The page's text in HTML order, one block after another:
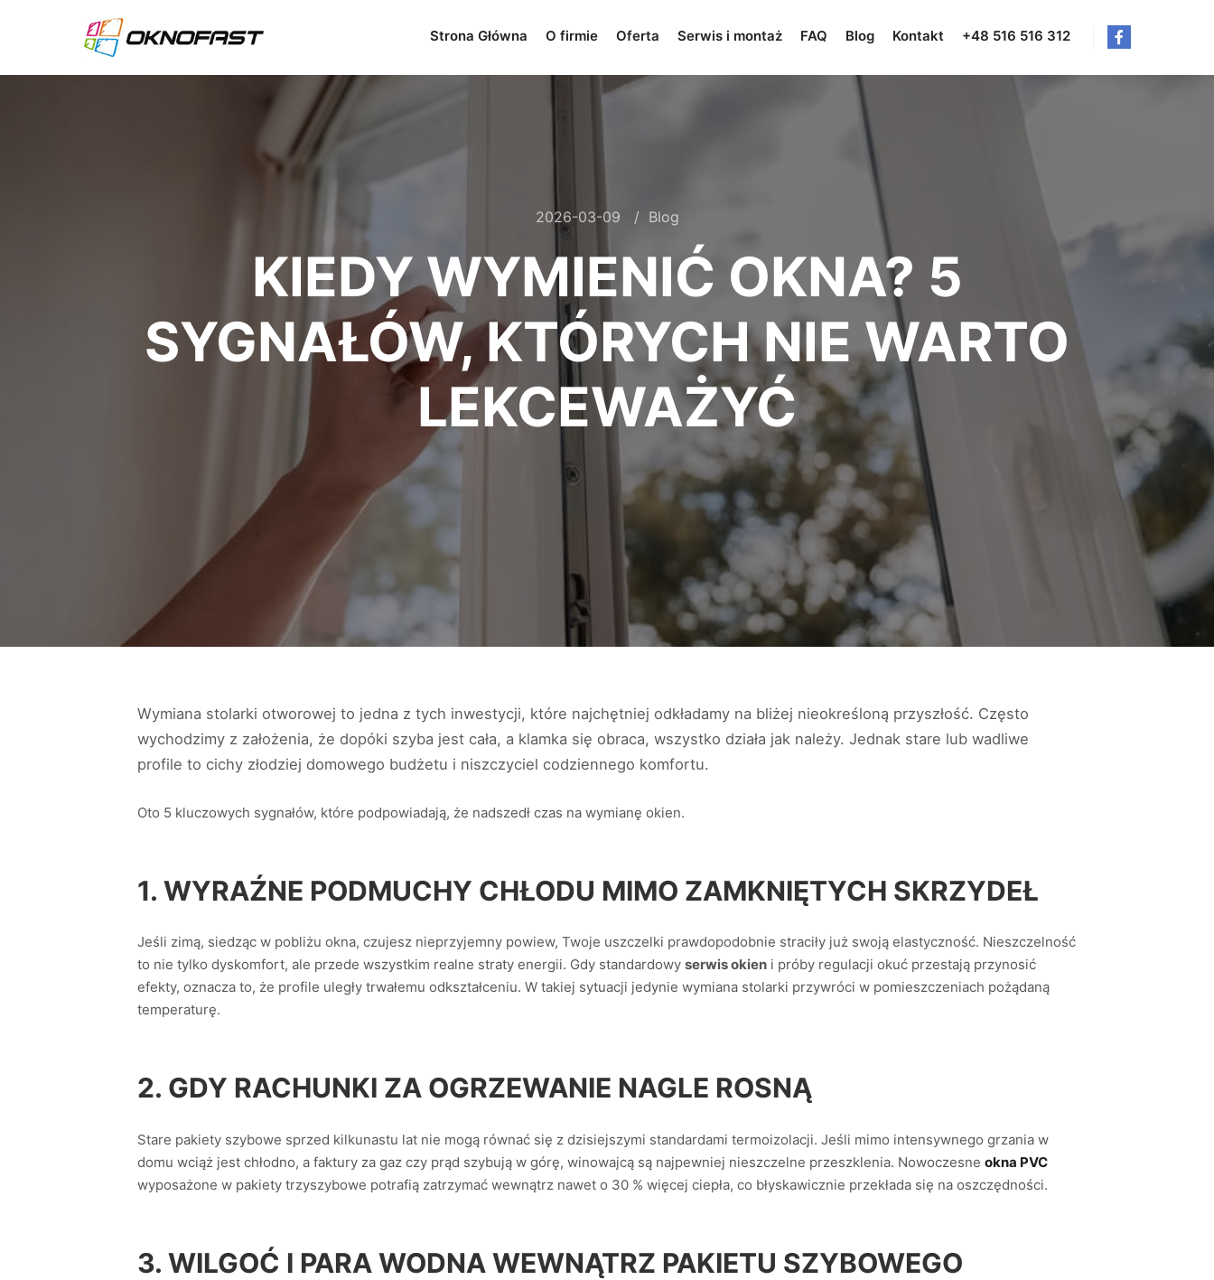
Strona Główna O firmie Oferta Serwis i montaż FAQ Blog Kontakt +48 516 516 312
2026-03-09 Blog
KIEDY WYMIENIĆ OKNA? 5
SYGNAŁÓW, KTÓRYCH NIE WARTO
LEKCEWAŻYĆ
Wymiana stolarki otworowej to jedna z tych inwestycji, które najchętniej odkładamy na bliżej nieokreśloną przyszłość. Często
wychodzimy z założenia, że dopóki szyba jest cała, a klamka się obraca, wszystko działa jak należy. Jednak stare lub wadliwe
profile to cichy złodziej domowego budżetu i niszczyciel codziennego komfortu.
Oto 5 kluczowych sygnałów, które podpowiadają, że nadszedł czas na wymianę okien.
1. WYRAŹNE PODMUCHY CHŁODU MIMO ZAMKNIĘTYCH SKRZYDEŁ
Jeśli zimą, siedząc w pobliżu okna, czujesz nieprzyjemny powiew, Twoje uszczelki prawdopodobnie straciły już swoją elastyczność. Nieszczelność
to nie tylko dyskomfort, ale przede wszystkim realne straty energii. Gdy standardowy serwis okien i próby regulacji okuć przestają przynosić
efekty, oznacza to, że profile uległy trwałemu odkształceniu. W takiej sytuacji jedynie wymiana stolarki przywróci w pomieszczeniach pożądaną
temperaturę.
2. GDY RACHUNKI ZA OGRZEWANIE NAGLE ROSNĄ
Stare pakiety szybowe sprzed kilkunastu lat nie mogą równać się z dzisiejszymi standardami termoizolacji. Jeśli mimo intensywnego grzania w
domu wciąż jest chłodno, a faktury za gaz czy prąd szybują w górę, winowajcą są najpewniej nieszczelne przeszklenia. Nowoczesne okna PVC
wyposażone w pakiety trzyszybowe potrafią zatrzymać wewnątrz nawet o 30 % więcej ciepła, co błyskawicznie przekłada się na oszczędności.
3. WILGOĆ I PARA WODNA WEWNĄTRZ PAKIETU SZYBOWEGO